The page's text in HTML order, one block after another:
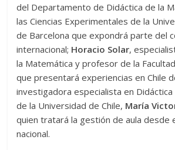
del Departamento de Didáctica de la
las Ciencias Experimentales de la
de Barcelona que expondrá parte del
internacional; Horacio Solar,
la Matemática y profesor de la
que presentará experiencias en Chile
investigadora especialista en
de la Universidad de Chile, María
quien tratará la gestión de aula desde
nacional.